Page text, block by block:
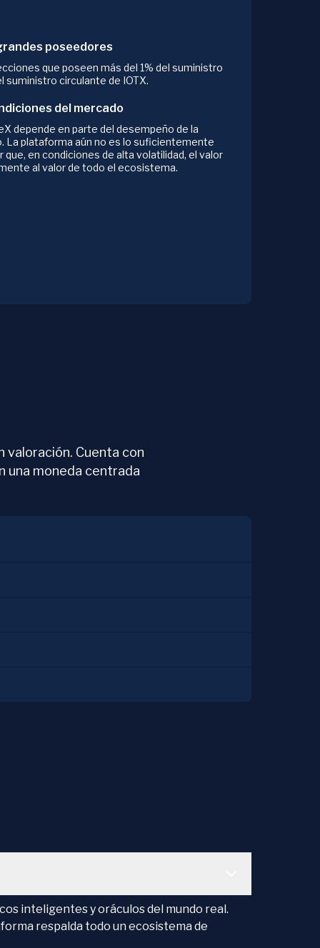
poseedores
que poseen más del 1% del suministro
suministro circulante de IOTX.
del mercado
depende en parte del desempeño de la
La plataforma aún no es lo suficientemente
que, en condiciones de alta volatilidad, el valor
al valor de todo el ecosistema.
valoración. Cuenta con
una moneda centrada
inteligentes y oráculos del mundo real.
respalda todo un ecosistema de